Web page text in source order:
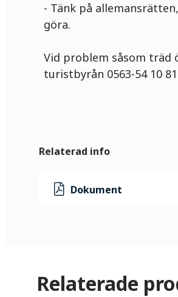
- Tänk på
göra.
Vid problem såsom träd
turistbyrån 0563-54 10
Relaterad info
Dokument
Relaterade